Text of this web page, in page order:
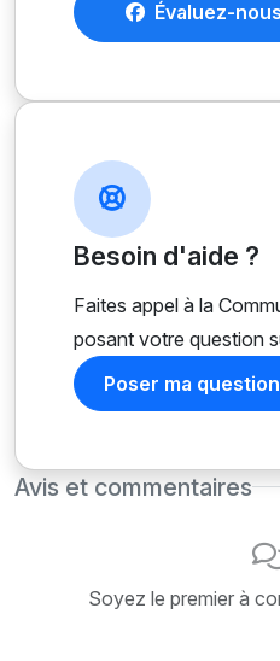
Évaluez-
Besoin d'aide ?
Faites appel à la
posant votre question
Poser ma question
Avis et commentaires
Soyez le premier à